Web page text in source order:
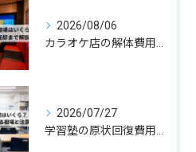
2026/08/06
2026/07/27